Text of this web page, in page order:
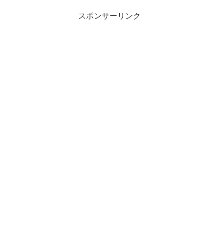
スポンサーリンク